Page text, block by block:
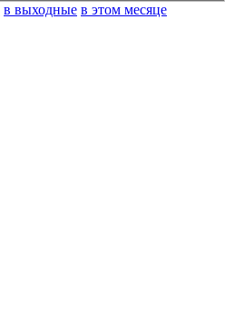
в выходные в этом месяце